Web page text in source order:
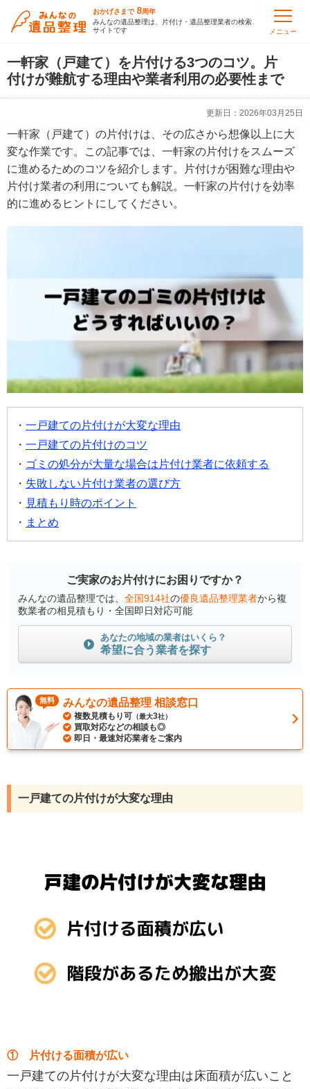
おかげさまで 8周年
みんなの遺品整理は、片付け・遺品整理業者の検索
サイトです
メニュー
一軒家（戸建て）を片付ける3つのコツ。片
付けが難航する理由や業者利用の必要性まで
更新日： 2026年03月25日
一軒家（戸建て）の片付けは、その広さから想像以上に大
変な作業です。この記事では、一軒家の片付けをスムーズ
に進めるためのコツを紹介します。片付けが困難な理由や
片付け業者の利用についても解説。一軒家の片付けを効率
的に進めるヒントにしてください。
一戸建ての片付けが大変な理由
一戸建ての片付けのコツ
ゴミの処分が大量な場合は片付け業者に依頼する
失敗しない片付け業者の選び方
見積もり時のポイント
まとめ
ご実家のお片付けにお困りですか？
みんなの遺品整理では、 全国914社の優良遺品整理業者から複
数業者の相見積もり・全国即日対応可能
あなたの地域の業者はいくら？
希望に合う業者を探す
無料 みんなの遺品整理 相談窓口
複数見積もり可 （最大3社）
買取対応などの相談も◎
即日・最速対応業者をご案内
一戸建ての片付けが大変な理由
① 片付ける面積が広い
一戸建ての片付けが大変な理由は床面積が広いこと